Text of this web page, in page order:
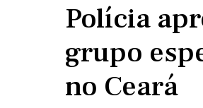
Polícia
grupo
no Ceará